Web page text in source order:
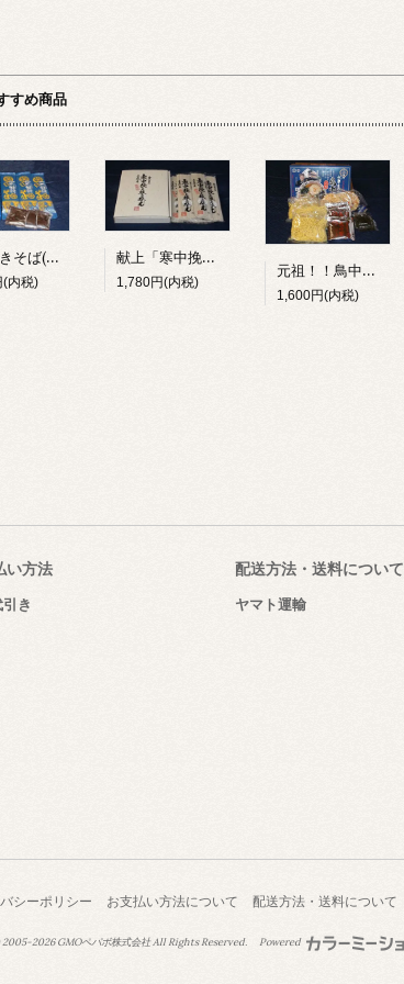
すめ商品
石臼挽きそば(つゆ付) 3把(200g×3)
(内税)
献上「寒中挽き抜き蕎麦」
1,780円(内税)
元祖！！鳥中華(3食入)
1,600円(内税)
い方法
き
配送方法・送料について
ヤマト運輸
シーポリシー お支払い方法について 配送方法・送料について
2005-2026GMOペパボ株式会社All Rights Reserved. Powered